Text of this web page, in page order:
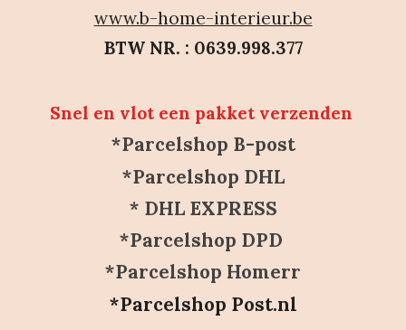
www.b-home-interieur.be
BTW NR. : 0639.998.377
Snel en vlot een pakket verzenden
*Parcelshop B-post
*Parcelshop DHL
* DHL EXPRESS
*Parcelshop DPD
*Parcelshop Homerr
*Parcelshop Post.nl